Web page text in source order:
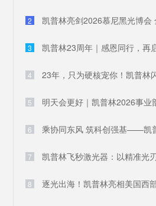
2
3 凯普林23周年｜感恩同行，再
4
5 明天会更好｜凯普林2026事业
6
7 凯普林飞秒激光器：以精准光
8